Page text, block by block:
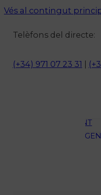
Vés al contingut
Telèfons del directe:
(+34) 971 07 23 31
OCI
AMBIENT